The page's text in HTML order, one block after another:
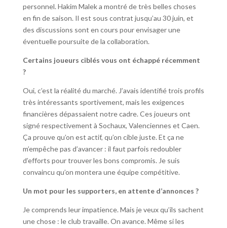
personnel. Hakim Malek a montré de très belles choses
en fin de saison. Il est sous contrat jusqu’au 30 juin, et
des discussions sont en cours pour envisager une
éventuelle poursuite de la collaboration.
Certains joueurs ciblés vous ont échappé récemment
?
Oui, c’est la réalité du marché. J’avais identifié trois profils
très intéressants sportivement, mais les exigences
financières dépassaient notre cadre. Ces joueurs ont
signé respectivement à Sochaux, Valenciennes et Caen.
Ça prouve qu’on est actif, qu’on cible juste. Et ça ne
m’empêche pas d’avancer : il faut parfois redoubler
d’efforts pour trouver les bons compromis. Je suis
convaincu qu’on montera une équipe compétitive.
Un mot pour les supporters, en attente d’annonces ?
Je comprends leur impatience. Mais je veux qu’ils sachent
une chose : le club travaille. On avance. Même si les